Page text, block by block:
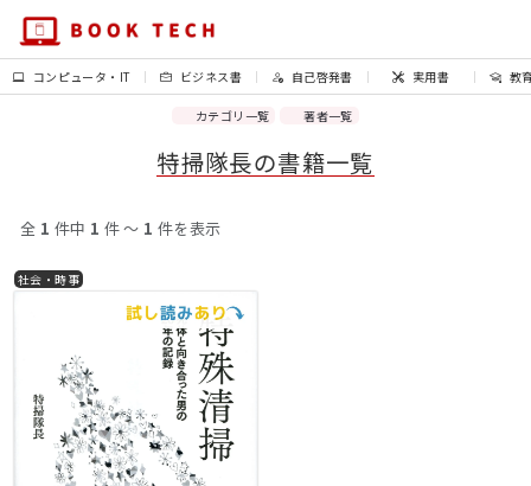
コンピュータ・IT ビジネス書 自己啓発書 実用書 教
カテゴリ一覧 著者一覧
特掃隊長の書籍一覧
全 1 件中 1 件 〜 1 件を表示
社会・時事